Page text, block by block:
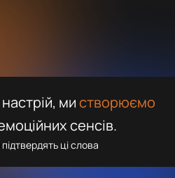
мистворюємо
сенсів.
ці слова